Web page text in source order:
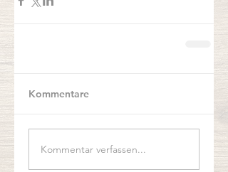
Kommentare
Kommentar verfassen...